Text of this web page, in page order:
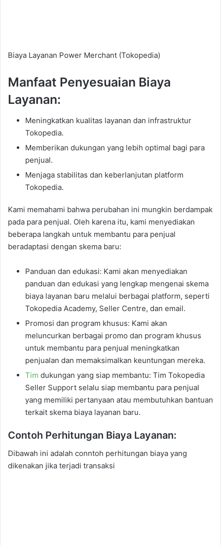
Biaya Layanan Power Merchant (Tokopedia)
Manfaat Penyesuaian Biaya
Layanan:
Meningkatkan kualitas layanan dan infrastruktur
Tokopedia.
Memberikan dukungan yang lebih optimal bagi para
penjual.
Menjaga stabilitas dan keberlanjutan platform
Tokopedia.
Kami memahami bahwa perubahan ini mungkin berdampak
pada para penjual. Oleh karena itu, kami menyediakan
beberapa langkah untuk membantu para penjual
beradaptasi dengan skema baru:
Panduan dan edukasi: Kami akan menyediakan
panduan dan edukasi yang lengkap mengenai skema
biaya layanan baru melalui berbagai platform, seperti
Tokopedia Academy, Seller Centre, dan email.
Promosi dan program khusus: Kami akan
meluncurkan berbagai promo dan program khusus
untuk membantu para penjual meningkatkan
penjualan dan memaksimalkan keuntungan mereka.
Tim dukungan yang siap membantu: Tim Tokopedia
Seller Support selalu siap membantu para penjual
yang memiliki pertanyaan atau membutuhkan bantuan
terkait skema biaya layanan baru.
Contoh Perhitungan Biaya Layanan:
Dibawah ini adalah conntoh perhitungan biaya yang
dikenakan jika terjadi transaksi